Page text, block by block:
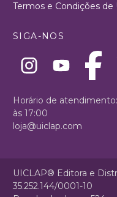
Termos e Condições de
SIGA-NOS
Horário de
às 17:00
loja@uiclap.com
UICLAP® Editora e
35.252.144/0001-10